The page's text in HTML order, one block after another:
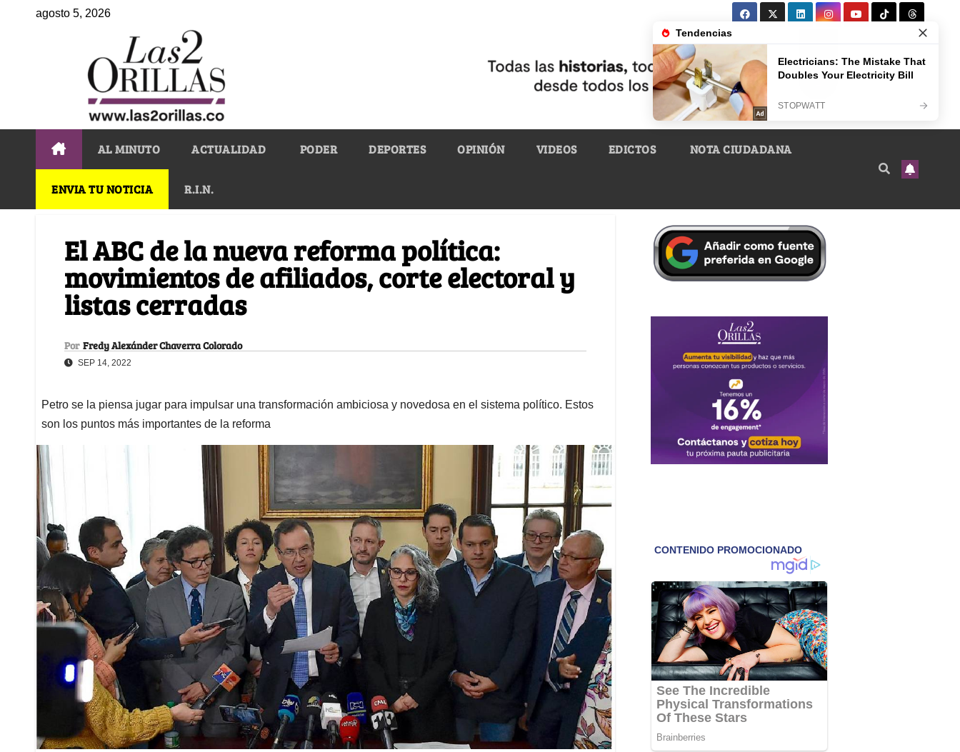
agosto 5, 2026
AL MINUTO ACTUALIDAD PODER DEPORTES OPINIÓN VIDEOS EDICTOS NOTA CIUDADANA
ENVIA TU NOTICIA R.I.N.
El ABC de la nueva reforma política:
movimientos de afiliados, corte electoral y
listas cerradas
Por Fredy Alexánder Chaverra Colorado
SEP 14, 2022
Petro se la piensa jugar para impulsar una transformación ambiciosa y novedosa en el sistema político. Estos
son los puntos más importantes de la reforma